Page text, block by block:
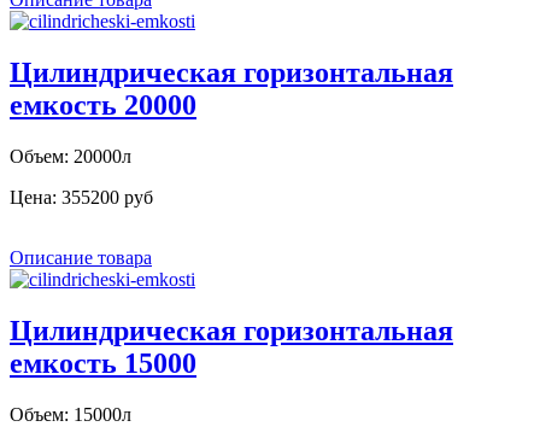
Цилиндрическая горизонтальная
емкость 20000
Объем: 20000л
Цена: 355200 руб
Описание товара
Цилиндрическая горизонтальная
емкость 15000
Объем: 15000л